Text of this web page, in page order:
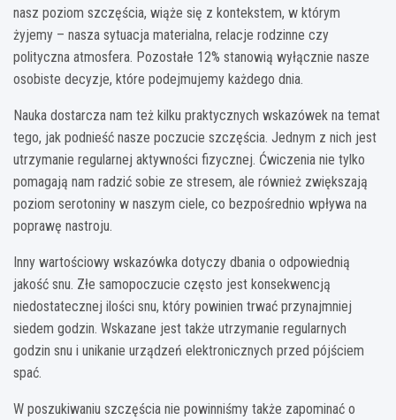
nasz poziom szczęścia, wiąże się z kontekstem, w którym
żyjemy – nasza sytuacja materialna, relacje rodzinne czy
polityczna atmosfera. Pozostałe 12% stanowią wyłącznie nasze
osobiste decyzje, które podejmujemy każdego dnia.
Nauka dostarcza nam też kilku praktycznych wskazówek na temat
tego, jak podnieść nasze poczucie szczęścia. Jednym z nich jest
utrzymanie regularnej aktywności fizycznej. Ćwiczenia nie tylko
pomagają nam radzić sobie ze stresem, ale również zwiększają
poziom serotoniny w naszym ciele, co bezpośrednio wpływa na
poprawę nastroju.
Inny wartościowy wskazówka dotyczy dbania o odpowiednią
jakość snu. Złe samopoczucie często jest konsekwencją
niedostatecznej ilości snu, który powinien trwać przynajmniej
siedem godzin. Wskazane jest także utrzymanie regularnych
godzin snu i unikanie urządzeń elektronicznych przed pójściem
spać.
W poszukiwaniu szczęścia nie powinniśmy także zapominać o